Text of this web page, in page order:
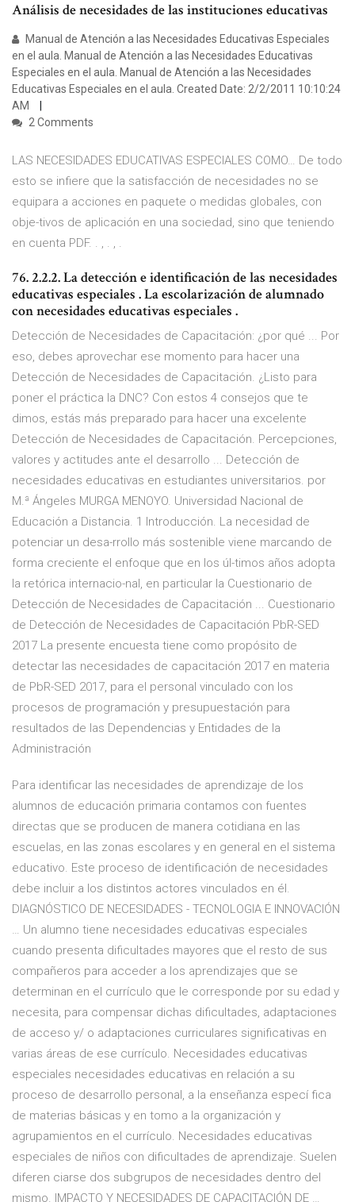
Análisis de necesidades de las instituciones educativas
Manual de Atención a las Necesidades Educativas Especiales
en el aula. Manual de Atención a las Necesidades Educativas
Especiales en el aula. Manual de Atención a las Necesidades
Educativas Especiales en el aula. Created Date: 2/2/2011 10:10:24
AM
2 Comments
LAS NECESIDADES EDUCATIVAS ESPECIALES COMO… De todo
esto se infiere que la satisfacción de necesidades no se
equipara a acciones en paquete o medidas globales, con
obje-tivos de aplicación en una sociedad, sino que teniendo
en cuenta PDF. . , . , .
76. 2.2.2. La detección e identificación de las necesidades
educativas especiales . La escolarización de alumnado
con necesidades educativas especiales .
Detección de Necesidades de Capacitación: ¿por qué ... Por
eso, debes aprovechar ese momento para hacer una
Detección de Necesidades de Capacitación. ¿Listo para
poner el práctica la DNC? Con estos 4 consejos que te
dimos, estás más preparado para hacer una excelente
Detección de Necesidades de Capacitación. Percepciones,
valores y actitudes ante el desarrollo ... Detección de
necesidades educativas en estudiantes universitarios. por
M.ª Ángeles MURGA MENOYO. Universidad Nacional de
Educación a Distancia. 1 Introducción. La necesidad de
potenciar un desa-rrollo más sostenible viene marcando de
forma creciente el enfoque que en los úl-timos años adopta
la retórica internacio-nal, en particular la Cuestionario de
Detección de Necesidades de Capacitación ... Cuestionario
de Detección de Necesidades de Capacitación PbR-SED
2017 La presente encuesta tiene como propósito de
detectar las necesidades de capacitación 2017 en materia
de PbR-SED 2017, para el personal vinculado con los
procesos de programación y presupuestación para
resultados de las Dependencias y Entidades de la
Administración
Para identificar las necesidades de aprendizaje de los
alumnos de educación primaria contamos con fuentes
directas que se producen de manera cotidiana en las
escuelas, en las zonas escolares y en general en el sistema
educativo. Este proceso de identificación de necesidades
debe incluir a los distintos actores vinculados en él.
DIAGNÓSTICO DE NECESIDADES - TECNOLOGIA E INNOVACIÓN
… Un alumno tiene necesidades educativas especiales
cuando presenta dificultades mayores que el resto de sus
compañeros para acceder a los aprendizajes que se
determinan en el currículo que le corresponde por su edad y
necesita, para compensar dichas dificultades, adaptaciones
de acceso y/ o adaptaciones curriculares significativas en
varias áreas de ese currículo. Necesidades educativas
especiales necesidades educativas en relación a su
proceso de desarrollo personal, a la enseñanza especí­ fica
de materias básicas y en tomo a la organización y
agrupamientos en el currículo. Necesidades educativas
especiales de niños con dificultades de aprendizaje. Suelen
diferen­ ciarse dos subgrupos de necesidades dentro del
mismo. IMPACTO Y NECESIDADES DE CAPACITACIÓN DE …